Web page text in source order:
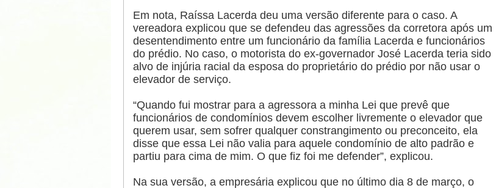
Em nota, Raíssa Lacerda deu uma versão diferente para o caso. A
vereadora explicou que se defendeu das agressões da corretora após um
desentendimento entre um funcionário da família Lacerda e funcionários
do prédio. No caso, o motorista do ex-governador José Lacerda teria sido
alvo de injúria racial da esposa do proprietário do prédio por não usar o
elevador de serviço.
“Quando fui mostrar para a agressora a minha Lei que prevê que
funcionários de condomínios devem escolher livremente o elevador que
querem usar, sem sofrer qualquer constrangimento ou preconceito, ela
disse que essa Lei não valia para aquele condomínio de alto padrão e
partiu para cima de mim. O que fiz foi me defender”, explicou.
Na sua versão, a empresária explicou que no último dia 8 de março, o